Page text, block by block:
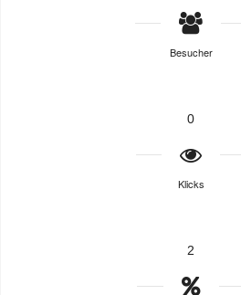
Besucher
0
Klicks
2